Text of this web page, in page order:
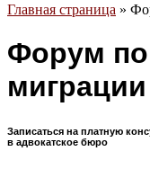
Главная страница »
Форум
миграции
Записаться на платную
в адвокатское бюро